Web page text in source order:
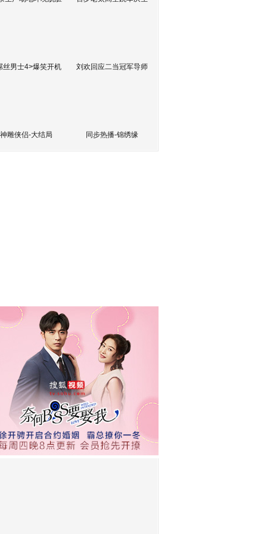
丝男士4>爆笑开机 刘欢回应二当冠军导师
神雕侠侣-大结局 同步热播-锦绣缘